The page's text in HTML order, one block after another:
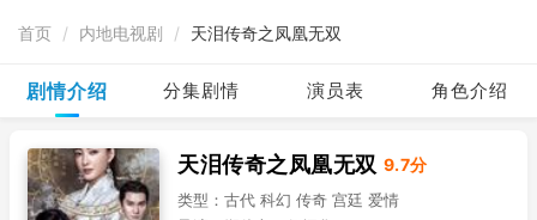
首页 / 内地电视剧 / 天泪传奇之凤凰无双
剧情介绍 分集剧情 演员表 角色介绍
天泪传奇之凤凰无双 9.7分
类型： 古代 科幻 传奇 宫廷 爱情